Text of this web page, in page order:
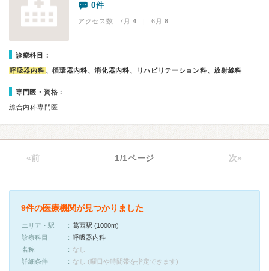
0件
アクセス数 7月:4 | 6月:8
診療科目：
呼吸器内科 、循環器内科、消化器内科、リハビリテーション科、放射線科
専門医・資格：
総合内科専門医
«前 1/1ページ 次»
9件の医療機関が見つかりました
エリア・駅
葛西駅 (1000m)
診療科目
呼吸器内科
名称
なし
詳細条件
なし (曜日や時間帯を指定できます)